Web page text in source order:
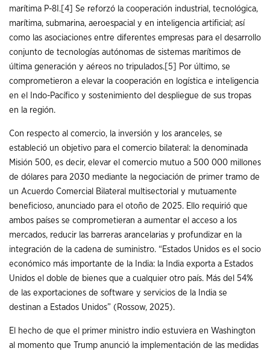
marítima P-8I. [4]
Se reforzó la cooperación industrial, tecnológica,
marítima, submarina, aeroespacial y en inteligencia artificial; así
como las asociaciones entre diferentes empresas para el desarrollo
conjunto de tecnologías autónomas de sistemas marítimos de
última generación y aéreos no tripulados. [5]
Por último, se
comprometieron a elevar la cooperación en logística e inteligencia
en el Indo-Pacífico y sostenimiento del despliegue de sus tropas
en la región.
Con respecto al comercio, la inversión y los aranceles, se
estableció un objetivo para el comercio bilateral: la denominada
Misión 500, es decir, elevar el comercio mutuo a 500 000 millones
de dólares para 2030 mediante la negociación de primer tramo de
un Acuerdo Comercial Bilateral multisectorial y mutuamente
beneficioso, anunciado para el otoño de 2025. Ello requirió que
ambos países se comprometieran a aumentar el acceso a los
mercados, reducir las barreras arancelarias y profundizar en la
integración de la cadena de suministro. “Estados Unidos es el socio
económico más importante de la India: la India exporta a Estados
Unidos el doble de bienes que a cualquier otro país. Más del 54%
de las exportaciones de software y servicios de la India se
destinan a Estados Unidos” (Rossow, 2025).
El hecho de que el primer ministro indio estuviera en Washington
al momento que Trump anunció la implementación de las medidas